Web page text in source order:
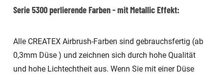
Serie 5300 perlierende Farben - mit Metallic Effekt:
Alle CREATEX Airbrush-Farben sind gebrauchsfertig (ab
0,3mm Düse ) und zeichnen sich durch hohe Qualität
und hohe Lichtechtheit aus. Wenn Sie mit einer Düse